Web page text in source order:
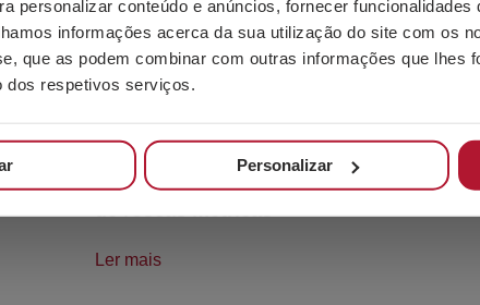
personalizar conteúdo e anúncios, fornecer
informações acerca da sua utilização do site com os
que as podem combinar com outras informações que lhes
dos respetivos serviços.
Personalizar
Guia técnico para interpretar uma tabela
de roscas métricas
Ler mais